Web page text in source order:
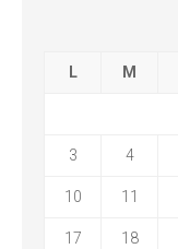
L M
3 4
10 11
17 18